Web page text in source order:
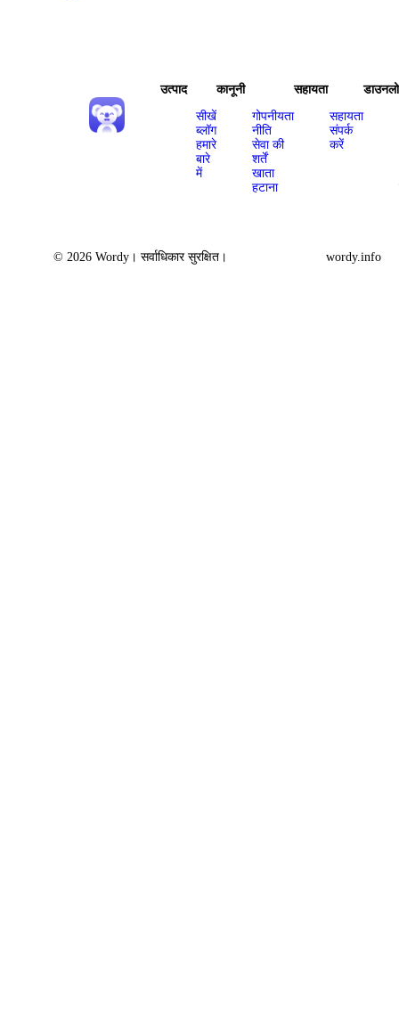
उत्पाद
सीखें
ब्लॉग
हमारे
बारे
में
कानूनी
गोपनीयता
नीति
सेवा की
शर्तें
खाता
हटाना
सहायता
सहायता
संपर्क
करें
© 2026 Wordy। सर्वाधिकार सुरक्षित। wordy.info